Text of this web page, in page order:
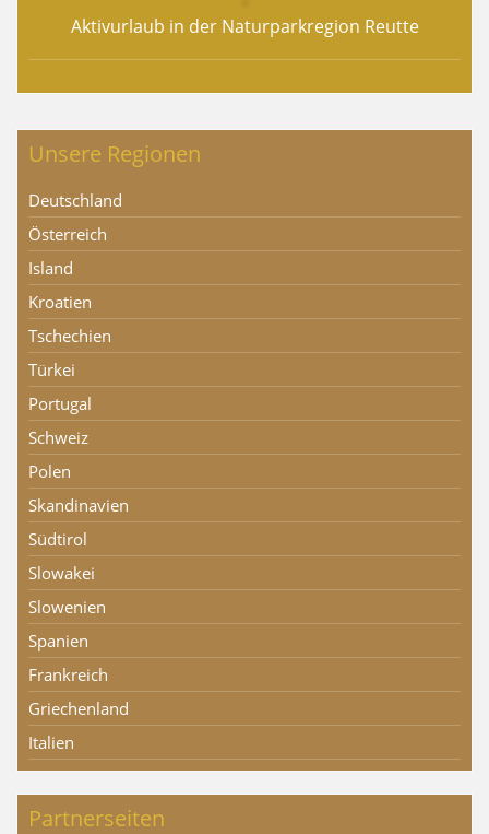
Aktivurlaub in der Naturparkregion Reutte
Unsere Regionen
Deutschland
Österreich
Island
Kroatien
Tschechien
Türkei
Portugal
Schweiz
Polen
Skandinavien
Südtirol
Slowakei
Slowenien
Spanien
Frankreich
Griechenland
Italien
Partnerseiten